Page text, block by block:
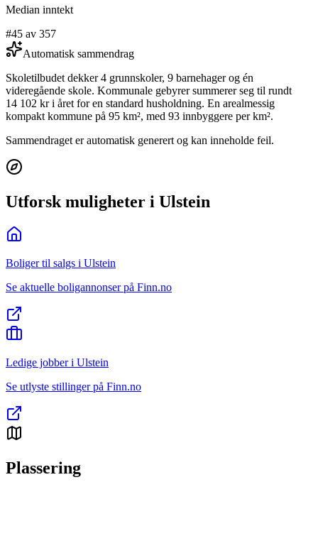
Median inntekt
#45 av 357
Automatisk sammendrag
Skoletilbudet dekker 4 grunnskoler, 9 barnehager og én
videregående skole. Kommunale gebyrer summerer seg til rundt
14 102 kr i året for en standard husholdning. En arealmessig
kompakt kommune på 95 km², med 93 innbyggere per km².
Sammendraget er automatisk generert og kan inneholde feil.
Utforsk muligheter i Ulstein
Boliger til salgs i Ulstein
Se aktuelle boligannonser på Finn.no
Ledige jobber i Ulstein
Se utlyste stillinger på Finn.no
Plassering